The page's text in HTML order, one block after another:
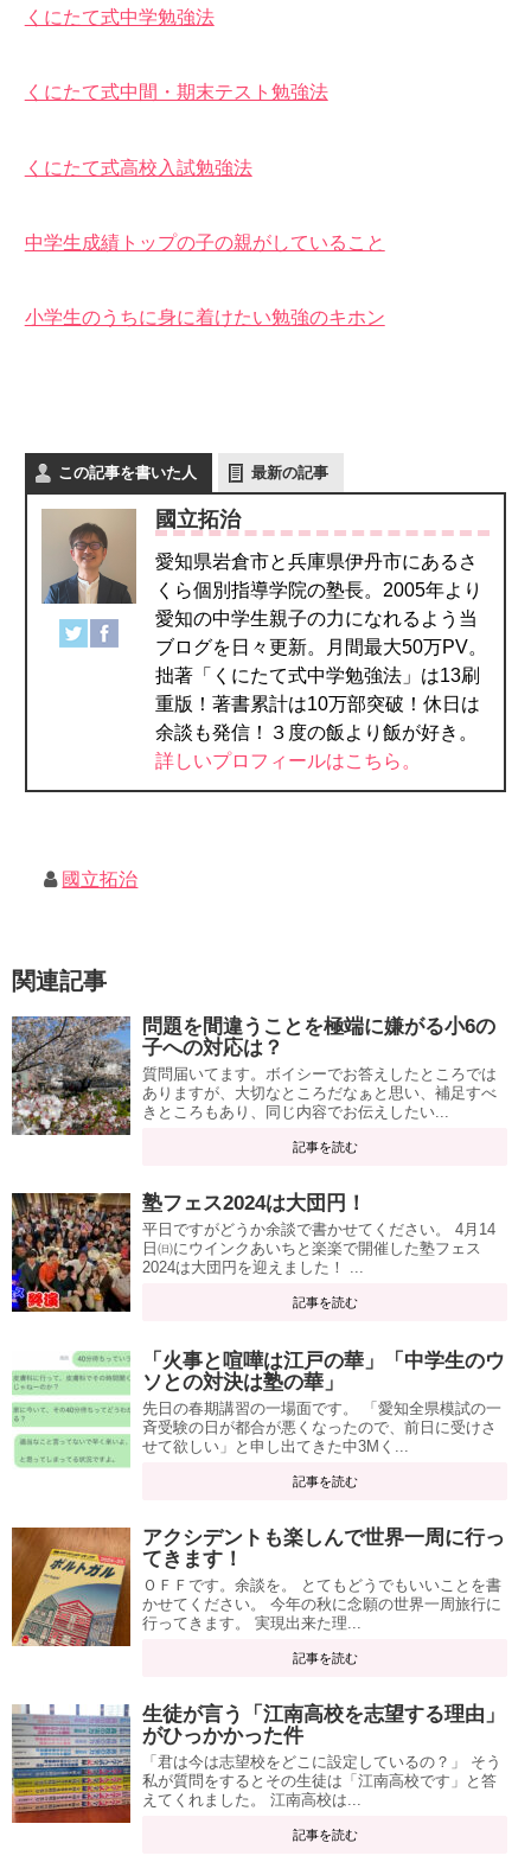
くにたて式中学勉強法
くにたて式中間・期末テスト勉強法
くにたて式高校入試勉強法
中学生成績トップの子の親がしていること
小学生のうちに身に着けたい勉強のキホン
この記事を書いた人 最新の記事
國立拓治
愛知県岩倉市と兵庫県伊丹市にあるさ
くら個別指導学院の塾長。2005年より
愛知の中学生親子の力になれるよう当
ブログを日々更新。月間最大50万PV。
拙著「くにたて式中学勉強法」は13刷
重版！著書累計は10万部突破！休日は
余談も発信！３度の飯より飯が好き。
詳しいプロフィールはこちら。
國立拓治
関連記事
問題を間違うことを極端に嫌がる小6の
子への対応は？
質問届いてます。ボイシーでお答えしたところでは
ありますが、大切なところだなぁと思い、補足すべ
きところもあり、同じ内容でお伝えしたい...
記事を読む
塾フェス2024は大団円！
平日ですがどうか余談で書かせてください。 4月14
日㈰にウインクあいちと楽楽で開催した塾フェス
2024は大団円を迎えました！ ...
記事を読む
「火事と喧嘩は江戸の華」「中学生のウ
ソとの対決は塾の華」
先日の春期講習の一場面です。 「愛知全県模試の一
斉受験の日が都合が悪くなったので、前日に受けさ
せて欲しい」と申し出てきた中3Mく...
記事を読む
アクシデントも楽しんで世界一周に行っ
てきます！
ＯＦＦです。余談を。 とてもどうでもいいことを書
かせてください。 今年の秋に念願の世界一周旅行に
行ってきます。 実現出来た理...
記事を読む
生徒が言う「江南高校を志望する理由」
がひっかかった件
「君は今は志望校をどこに設定しているの？」 そう
私が質問をするとその生徒は「江南高校です」と答
えてくれました。 江南高校は...
記事を読む